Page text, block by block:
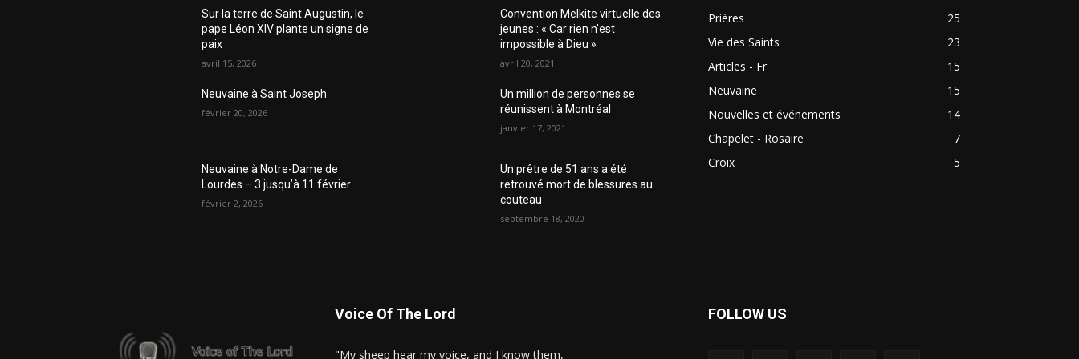
Sur la terre de Saint Augustin, le
pape Léon XIV plante un signe de
paix
avril 15, 2026
Neuvaine à Saint Joseph
février 20, 2026
Neuvaine à Notre-Dame de
Lourdes – 3 jusqu’à 11 février
février 2, 2026
Convention Melkite virtuelle des
jeunes : « Car rien n’est
impossible à Dieu »
avril 20, 2021
Un million de personnes se
réunissent à Montréal
janvier 17, 2021
Un prêtre de 51 ans a été
retrouvé mort de blessures au
couteau
septembre 18, 2020
Prières
25
Vie des Saints
23
Articles - Fr
15
Neuvaine
15
Nouvelles et événements
14
Chapelet - Rosaire
7
Croix
5
Voice Of The Lord
"My sheep hear my voice, and I know them,
FOLLOW US